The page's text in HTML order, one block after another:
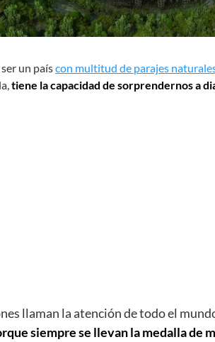
un paíscon multitud de parajes
tiene la capacidad de sorprendernos a
llaman la atención de todo el
siempre se llevan la medalla de